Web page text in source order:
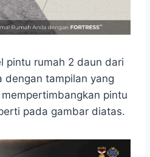
pintu rumah 2 daun dari
dengan tampilan yang
pintu
pada gambar diatas.